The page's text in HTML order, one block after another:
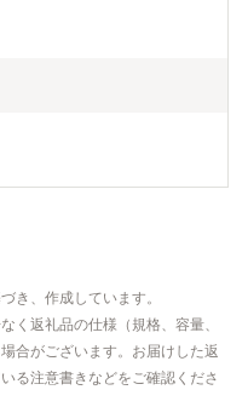
き、作成しています。
く返礼品の仕様（規格、容量、
合がございます。お届けした返
る注意書きなどをご確認くださ